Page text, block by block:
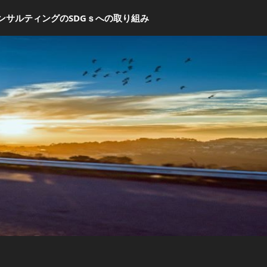
サルティングのSDGｓへの取り組み